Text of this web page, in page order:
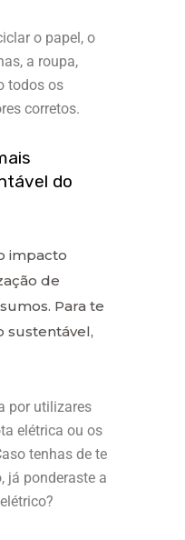
o papel, o
a roupa,
todos os
corretos.
do
impacto
de
Para te
sustentável,
por utilizares
elétrica ou os
tenhas de te
já ponderaste a